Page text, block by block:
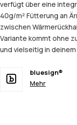
verfügt über eine
40g/m² Fütterung an
zwischen
Variante kommt ohne
und vielseitig in
bluesign®
Mehr